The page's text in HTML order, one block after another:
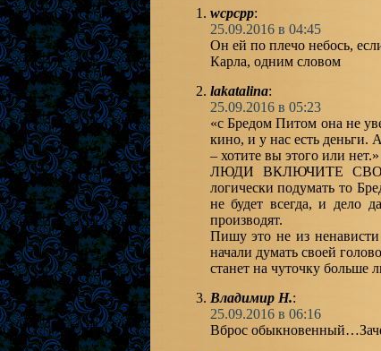
wcpcpp:
25.09.2016 в 04:45
Он ей по плечо небось,
Карла, одним словом
lakatalina:
25.09.2016 в 05:23
«с Бредом Питом она не
кино, и у нас есть деньги.
– хотите вы этого или
ЛЮДИ ВКЛЮЧИТЕ
логически подумать то
не будет всегда, и дело
производят.
Пишу это не из
начали думать своей
станет на чуточку больше
Владимир Н.:
25.09.2016 в 06:16
Вброс